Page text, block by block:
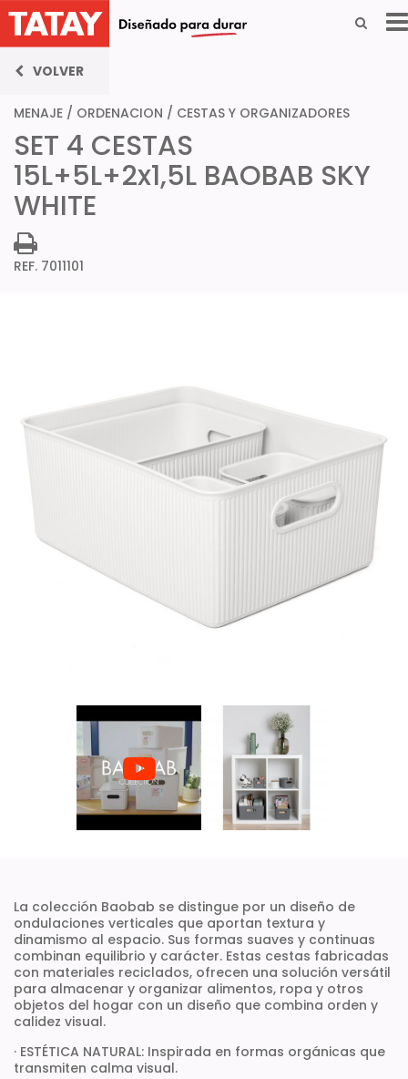
VOLVER
MENAJE / ORDENACION / CESTAS Y ORGANIZADORES
SET 4 CESTAS
15L+5L+2x1,5L BAOBAB SKY
WHITE
REF. 7011101
La colección Baobab se distingue por un diseño de
ondulaciones verticales que aportan textura y
dinamismo al espacio. Sus formas suaves y continuas
combinan equilibrio y carácter. Estas cestas fabricadas
con materiales reciclados, ofrecen una solución versátil
para almacenar y organizar alimentos, ropa y otros
objetos del hogar con un diseño que combina orden y
calidez visual.
· ESTÉTICA NATURAL: Inspirada en formas orgánicas que
transmiten calma visual.